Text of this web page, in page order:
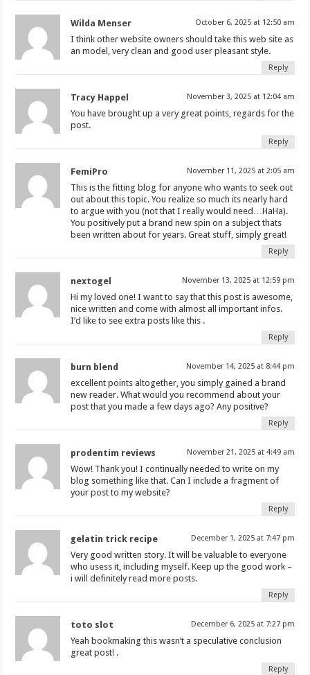
Wilda Menser October 6, 2025 at 12:50 am
I think other website owners should take this web site as
an model, very clean and good user pleasant style.
Reply
Tracy Happel November 3, 2025 at 12:04 am
You have brought up a very great points, regards for the
post.
Reply
FemiPro November 11, 2025 at 2:05 am
This is the fitting blog for anyone who wants to seek out
out about this topic. You realize so much its nearly hard
to argue with you (not that I really would need…HaHa).
You positively put a brand new spin on a subject thats
been written about for years. Great stuff, simply great!
Reply
nextogel November 13, 2025 at 12:59 pm
Hi my loved one! I want to say that this post is awesome,
nice written and come with almost all important infos.
I’d like to see extra posts like this .
Reply
burn blend November 14, 2025 at 8:44 pm
excellent points altogether, you simply gained a brand
new reader. What would you recommend about your
post that you made a few days ago? Any positive?
Reply
prodentim reviews November 21, 2025 at 4:49 am
Wow! Thank you! I continually needed to write on my
blog something like that. Can I include a fragment of
your post to my website?
Reply
gelatin trick recipe December 1, 2025 at 7:47 pm
Very good written story. It will be valuable to everyone
who usess it, including myself. Keep up the good work –
i will definitely read more posts.
Reply
toto slot December 6, 2025 at 7:27 pm
Yeah bookmaking this wasn’t a speculative conclusion
great post! .
Reply